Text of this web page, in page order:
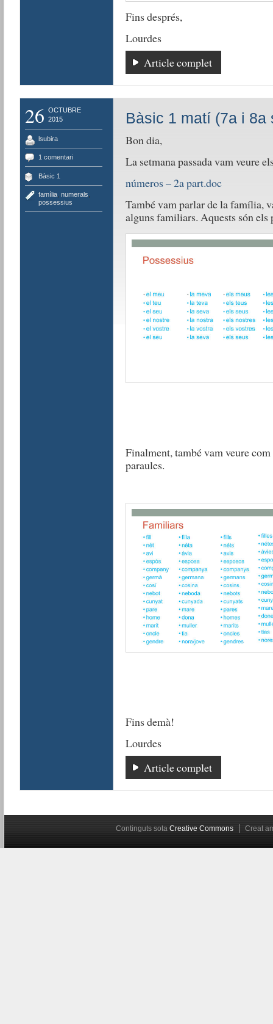
Fins després,
Lourdes
Article complet
26 OCTUBRE
2015
lsubira
1 comentari
Bàsic 1
família, numerals
possessius
Bàsic 1 matí (7a i 8a
Bon dia,
La setmana passada vam veure
números – 2a part.doc
També vam parlar de la família,
alguns familiars. Aquests són els
Finalment, també vam veure
paraules.
Fins demà!
Lourdes
Article complet
Continguts sota Creative Commons Creat